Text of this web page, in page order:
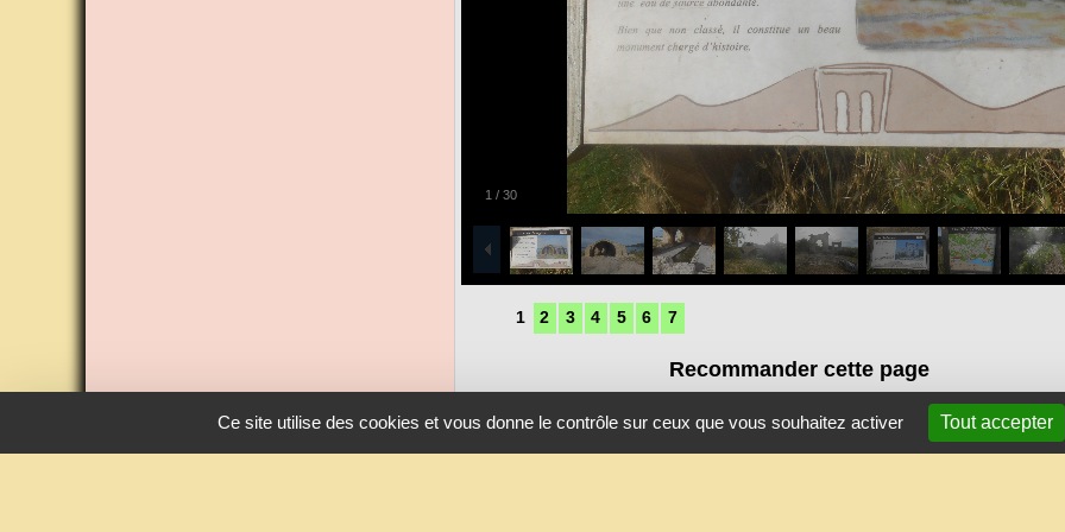
Ce site utilise des cookies et vous donne le contrôle sur ceux que vous souhaitez activer Tout accepter
1 / 30
1 2 3 4 5 6 7
Recommander cette page